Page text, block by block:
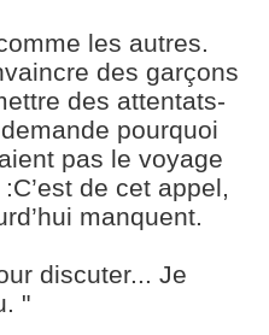
les autres.
des garçons
des attentats-
pourquoi
pas le voyage
de cet appel,
manquent.
discuter... Je
"